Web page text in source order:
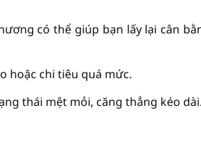
có thể giúp bạn lấy lại cân
hoặc chi tiêu quá mức.
thái mệt mỏi, căng thẳng kéo dài.